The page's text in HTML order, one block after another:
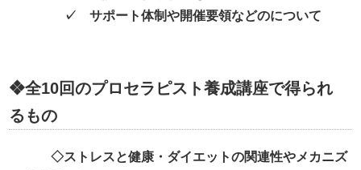
✓ サポート体制や開催要領などのについて
❖全10回のプロセラピスト養成講座で得られ
るもの
◇ストレスと健康・ダイエットの関連性やメカニズ